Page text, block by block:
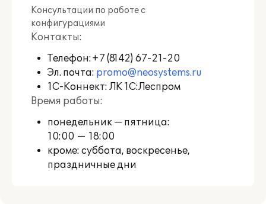
Консультации по работе с
конфигурациями
Контакты:
Телефон:+7 (8142) 67-21-20
Эл. почта: promo@neosystems.ru
1С-Коннект: ЛК 1С:Леспром
Время работы:
понедельник — пятница:
10:00 — 18:00
кроме: суббота, воскресенье,
праздничные дни
профильного функционала
используемого отраслевого
программного продукта, путем
пользователякачества решения,
качества его сопровождения, а также
высказывая свои пожелания и
замечания по развитию.
Также предоставляется возможность
обратиться на линию консультации
разработчика решения "1С-Совместно"
по вопросам ведения учета в